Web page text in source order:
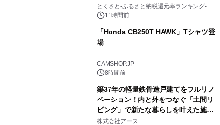
とくさと-ふるさと納税還元率ランキング-
11時間前
「Honda CB250T HAWK」Tシャツ登
場
CAMSHOP.JP
8時間前
築37年の軽量鉄骨造戸建てをフルリノ
ベーション！内と外をつなぐ「土間リ
ビング」で新たな暮らしを叶えた施工
事例を株式会社アースが公開
株式会社アース